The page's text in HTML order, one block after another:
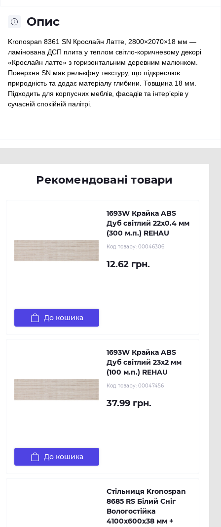
Опис
Kronospan 8361 SN Крослайн Латте, 2800×2070×18 мм —
ламінована ДСП плита у теплом світло-коричневому декорі
«Крослайн латте» з горизонтальним деревним малюнком.
Поверхня SN має рельєфну текстуру, що підкреслює
природність та додає матеріалу глибини. Товщина 18 мм.
Підходить для корпусних меблів, фасадів та інтер’єрів у
сучасній спокійній палітрі.
Рекомендовані товари
1693W Крайка ABS
Дуб світлий 22х0.4 мм
(300 м.п.) REHAU
Код товару: 00046306
12.62 грн.
До кошика
1693W Крайка ABS
Дуб світлий 23х2 мм
(100 м.п.) REHAU
Код товару: 00047456
37.99 грн.
До кошика
Стільниця Kronospan
8685 RS Білий Сніг
Вологостійка
4100х600х38 мм +